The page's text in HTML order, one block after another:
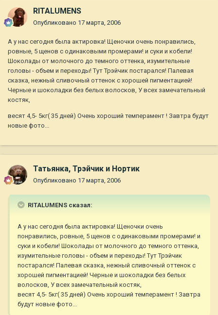
RITALUMENS
Опубликовано 17 марта, 2006
А у нас сегодня была актировка! Щеночки очень понравились,
ровные, 5 щенов с одинаковыми промерами! и суки и кобели!
Шоколады от молочного до темного оттенка, изумительные
головы - объем и переходы! Тут Трэйчик постарался! Палевая
сказка, нежный сливочный оттенок с хорошей пигментацией!
Черные и шоколадки без белых волосков, У всех замечательный
костяк,
весят 4,5- 5кг( 35 дней) Очень хороший темперамент ! Завтра будут
новые фото...
Татьянка, Трэйчик и Нортик
Опубликовано 17 марта, 2006
RITALUMENS сказал:
А у нас сегодня была актировка! Щеночки очень
понравились, ровные, 5 щенов с одинаковыми промерами! и
суки и кобели! Шоколады от молочного до темного оттенка,
изумительные головы - объем и переходы! Тут Трэйчик
постарался! Палевая сказка, нежный сливочный оттенок с
хорошей пигментацией! Черные и шоколадки без белых
волосков, У всех замечательный костяк,
весят 4,5- 5кг( 35 дней) Очень хороший темперамент ! Завтра
будут новые фото...